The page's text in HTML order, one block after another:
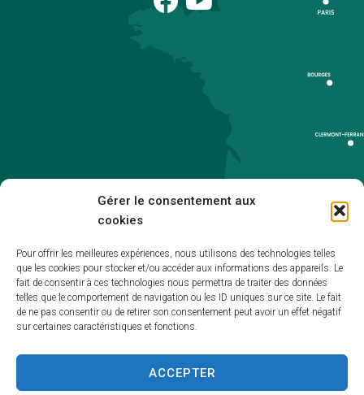
Gérer le consentement aux
cookies
Pour offrir les meilleures expériences, nous utilisons des technologies telles
que les cookies pour stocker et/ou accéder aux informations des appareils. Le
fait de consentir à ces technologies nous permettra de traiter des données
telles que le comportement de navigation ou les ID uniques sur ce site. Le fait
de ne pas consentir ou de retirer son consentement peut avoir un effet négatif
sur certaines caractéristiques et fonctions.
ACCEPTER
Accessibilité